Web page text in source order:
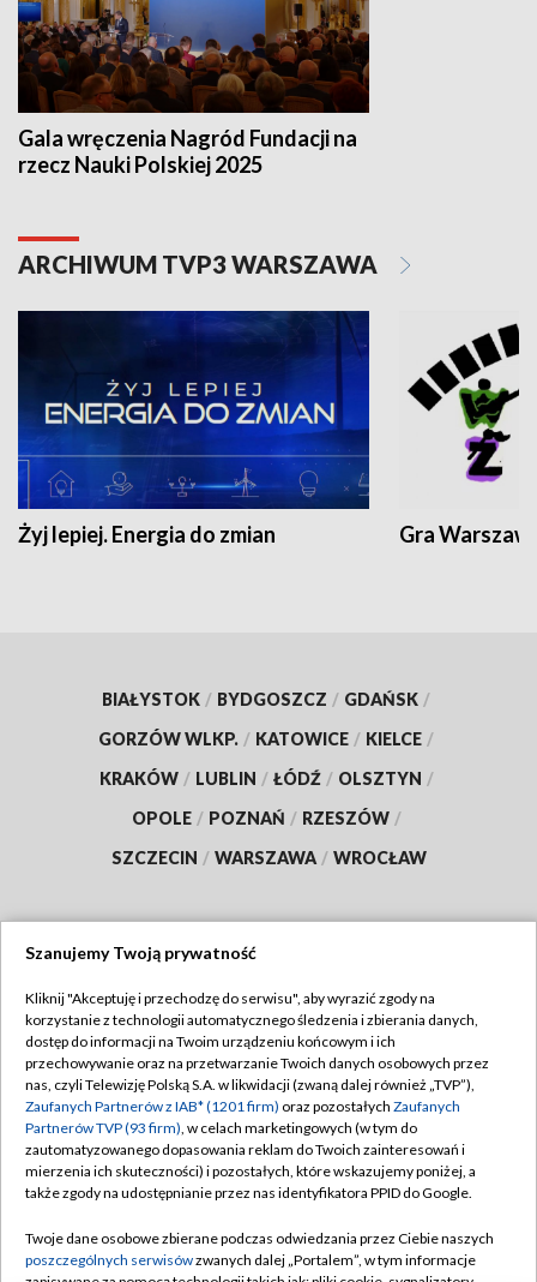
Gala wręczenia Nagród Fundacji na
rzecz Nauki Polskiej 2025
ARCHIWUM TVP3 WARSZAWA
Żyj lepiej. Energia do zmian Gra
BIAŁYSTOK / BYDGOSZCZ / GDAŃSK /
GORZÓW WLKP. / KATOWICE / KIELCE /
KRAKÓW / LUBLIN / ŁÓDŹ / OLSZTYN /
OPOLE / POZNAŃ / RZESZÓW /
SZCZECIN / WARSZAWA / WROCŁAW
TVP
Abonament TVP
Emisja w TVP
Centrum informacji TVP
Naziemna Telewizja Cyfrowa
Rada Programowa
Regulamin TVP
Polityka prywatności
Moje zgody
Pomoc
Kontakt
Szanujemy Twoją prywatność
Kliknij "Akceptuję i przechodzę do serwisu", aby wyrazić zgody na
korzystanie z technologii automatycznego śledzenia i zbierania danych,
dostęp do informacji na Twoim urządzeniu końcowym i ich
przechowywanie oraz na przetwarzanie Twoich danych osobowych przez
nas, czyli Telewizję Polską S.A. w likwidacji (zwaną dalej również „TVP”),
Zaufanych Partnerów z IAB* (1201 firm) oraz pozostałych Zaufanych
Partnerów TVP (93 firm), w celach marketingowych (w tym do
zautomatyzowanego dopasowania reklam do Twoich zainteresowań i
mierzenia ich skuteczności) i pozostałych, które wskazujemy poniżej, a
także zgody na udostępnianie przez nas identyfikatora PPID do Google.
Twoje dane osobowe zbierane podczas odwiedzania przez Ciebie naszych
poszczególnych serwisówzwanych dalej „Portalem”, w tym informacje